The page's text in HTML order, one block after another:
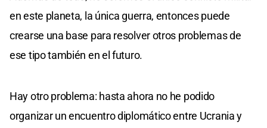
en este planeta, la única guerra, entonces puede
crearse una base para resolver otros problemas de
ese tipo también en el futuro.
Hay otro problema: hasta ahora no he podido
organizar un encuentro diplomático entre Ucrania y